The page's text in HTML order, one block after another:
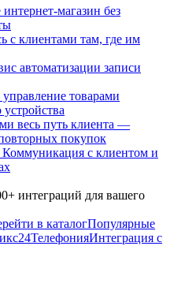
интернет-магазин без
с клиентами там, где им
автоматизации записи
товарами
весь путь клиента —
покупок
Коммуникация с клиентом и
интеграций для вашего
в каталогПопулярные
ТелефонияИнтеграция с